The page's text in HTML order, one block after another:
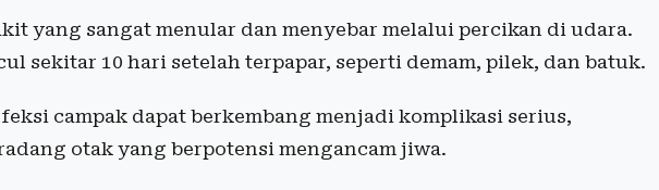
yang sangat menular dan menyebar melalui percikan di udara.
sekitar 10 hari setelah terpapar, seperti demam, pilek, dan batuk.
campak dapat berkembang menjadi komplikasi serius,
otak yang berpotensi mengancam jiwa.